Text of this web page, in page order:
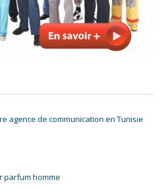
agence de communication en Tunisie
parfum homme